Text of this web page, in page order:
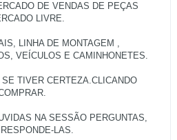
DE VENDAS DE PEÇAS
LIVRE.
LINHA DE MONTAGEM ,
VEÍCULOS E CAMINHONETES.
TIVER CERTEZA.CLICANDO
NA SESSÃO PERGUNTAS,
LAS.